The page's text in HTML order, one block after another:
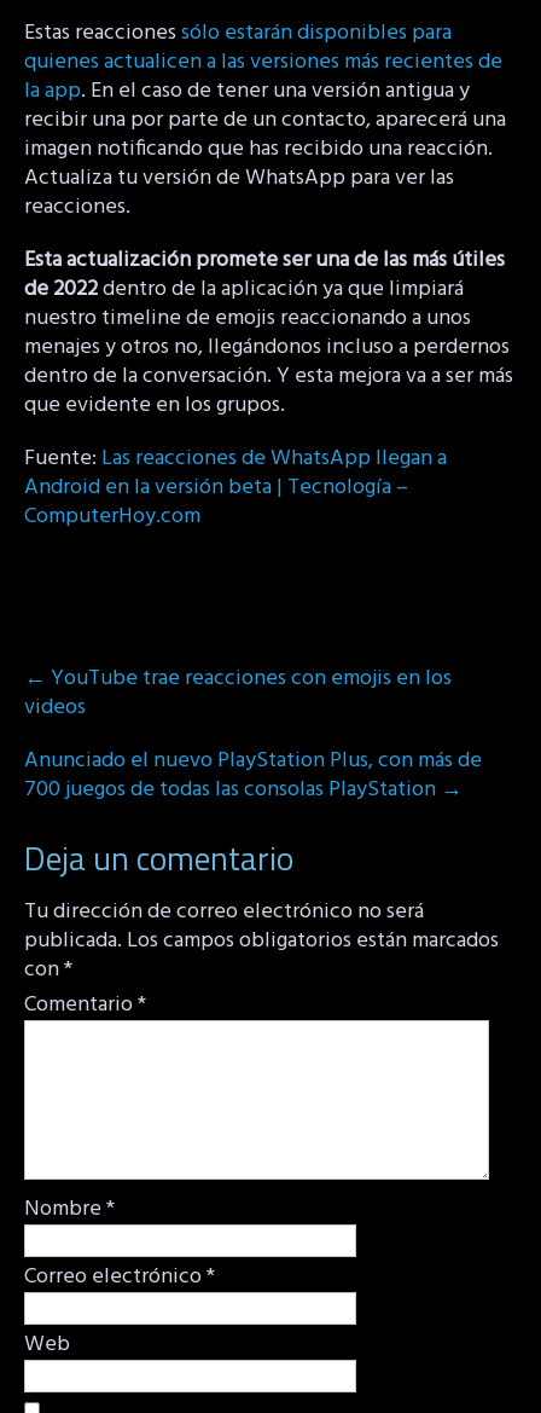
Estas reaccionessólo estarán disponibles para
quienes actualicen a las versiones más recientes de
la app. En el caso de tener una versión antigua y
recibir una por parte de un contacto, aparecerá una
imagen notificando que has recibido una reacción.
Actualiza tu versión de WhatsApp para ver las
reacciones.
Esta actualización promete ser una de las más útiles
de 2022dentro de la aplicación ya que limpiará
nuestro timeline de emojis reaccionando a unos
menajes y otros no, llegándonos incluso a perdernos
dentro de la conversación. Y esta mejora va a ser más
que evidente en los grupos.
Fuente: Las reacciones de WhatsApp llegan a
Android en la versión beta | Tecnología –
ComputerHoy.com
Post
navigation
← YouTube trae reacciones con emojis en los
videos
Anunciado el nuevo PlayStation Plus, con más de
700 juegos de todas las consolas PlayStation →
Deja un comentario
Tu dirección de correo electrónico no será
publicada. Los campos obligatorios están marcados
con*
Comentario*
Nombre*
Correo electrónico*
Web